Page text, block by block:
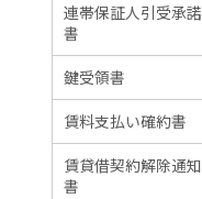
連帯保証人引受承諾
書
鍵受領書
賃料支払い確約書
賃貸借契約解除通知
書